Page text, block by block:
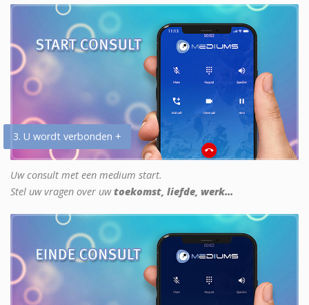
3. U wordt verbonden +
Uw consult met een medium start.
Stel uw vragen over uwtoekomst, liefde, werk...